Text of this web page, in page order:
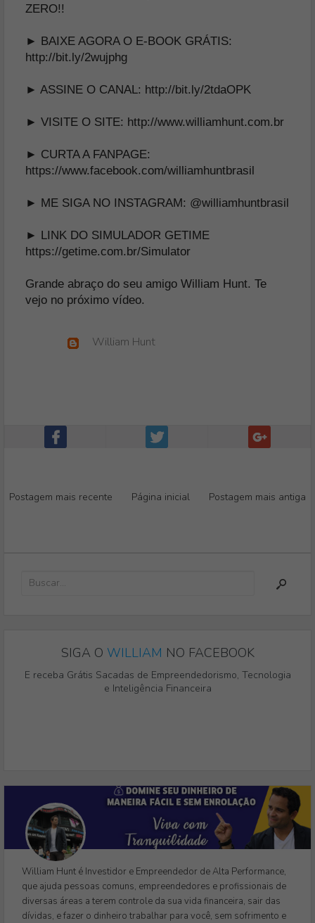
ZERO!!
► BAIXE AGORA O E-BOOK GRÁTIS:
http://bit.ly/2wujphg
► ASSINE O CANAL: http://bit.ly/2tdaOPK
► VISITE O SITE: http://www.williamhunt.com.br
► CURTA A FANPAGE:
https://www.facebook.com/williamhuntbrasil
► ME SIGA NO INSTAGRAM: @williamhuntbrasil
► LINK DO SIMULADOR GETIME
https://getime.com.br/Simulator
Grande abraço do seu amigo William Hunt. Te
vejo no próximo vídeo.
William Hunt
Postagem mais recente Página inicial Postagem mais antiga
SIGA O WILLIAM NO FACEBOOK
E receba Grátis Sacadas de Empreendedorismo, Tecnologia
e Inteligência Financeira
William Hunt é Investidor e Empreendedor de Alta Performance,
que ajuda pessoas comuns, empreendedores e profissionais de
diversas áreas a terem controle da sua vida financeira, sair das
dívidas, e fazer o dinheiro trabalhar para você, sem sofrimento e